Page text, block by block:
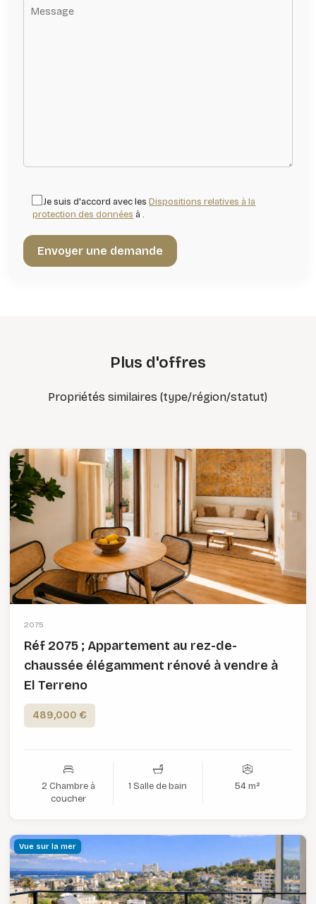
Je suis d'accord avec lesDispositions relatives à la
protection des données à .
Plus d'offres
Propriétés similaires (type/région/statut)
2075
Réf 2075 ; Appartement au rez-de-
chaussée élégamment rénové à vendre à
El Terreno
489,000 €
2 Chambre à
coucher
1 Salle de bain 54 m²
Vue sur la mer